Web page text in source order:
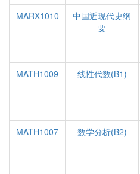
MARX1010
中国近现代史纲
要
MATH1009
线性代数(B1)
MATH1007
数学分析(B2)